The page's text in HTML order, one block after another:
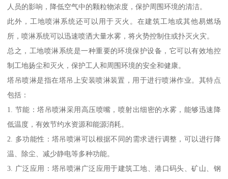
人员的影响，降低空气中的颗粒物浓度，保护周围环境的清洁。
此外，工地喷淋系统还可以用于灭火。在建筑工地或其他易燃场
所，喷淋系统可以迅速喷洒大量水雾，将火势控制住或扑灭火灾。
总之，工地喷淋系统是一种重要的环境保护设备，它可以有效地控
制工地扬尘和灭火，保护工人和周围环境的安全和健康。
塔吊喷淋是指在塔吊上安装喷淋装置，用于进行喷淋作业。其特点
包括：
1. 节能：塔吊喷淋采用高压喷嘴，喷射出细密的水雾，能够迅速降
低温度，有效节约水资源和能源消耗。
2. 多功能性：塔吊喷淋可以根据不同的需求进行调整，可以进行降
温、除尘、减少静电等多种功能。
3. 广泛应用：塔吊喷淋广泛应用于建筑工地、港口码头、矿山、钢